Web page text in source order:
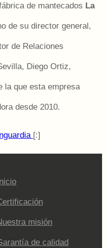
de mantecados La
de su director general,
de Relaciones
Diego Ortiz,
la que esta empresa
desde 2010.
[:]
misión
de calidad